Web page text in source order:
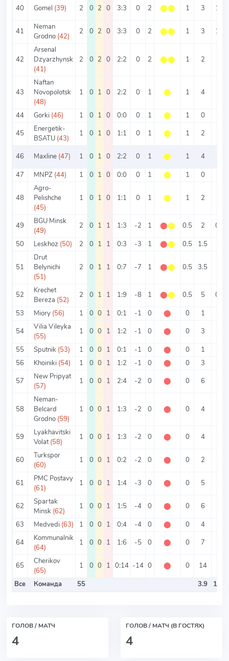
40 Gomel (39) 2 0 2 0 3:3 0 2 ⬤⬤ 1 3 1.5
41
Neman
Grodno (42)
2 0 2 0 3:3 0 2 ⬤⬤ 1 3 1.5
42
Arsenal
Dzyarzhynsk
(41)
2 0 2 0 2:2 0 2 ⬤⬤ 1 2
43
Naftan
Novopolotsk
(48)
1 0 1 0 2:2 0 1 ⬤ 1 4
44 Gorki (46) 1 0 1 0 0:0 0 1 ⬤ 1 0
45
Energetik-
BSATU (43)
1 0 1 0 1:1 0 1 ⬤ 1 2
46 Maxline (47) 1 0 1 0 2:2 0 1 ⬤ 1 4
47
MNPZ (44) 1 0 1 0 0:0 0 1 ⬤ 1 0
48
Agro-
Pelishche
(45)
1 0 1 0 1:1 0 1 ⬤ 1 2
49
BGU Minsk
(49)
2 0 1 1 1:3 -2 1 ⬤⬤ 0.5 2
0.5
50
Leskhoz (50) 2 0 1 1 0:3 -3 1 ⬤⬤ 0.5 1.5
51
Drut
Belynichi
(51)
2 0 1 1 0:7 -7 1 ⬤⬤ 0.5 3.5
52
Krechet
Bereza (52)
2 0 1 1 1:9 -8 1 ⬤⬤ 0.5 5
0.5
53
Miory (56) 1 0 0 1 0:1 -1 0 ⬤ 0 1
54
Vilia Vileyka
(55)
1 0 0 1 1:2 -1 0 ⬤ 0 3
55
Sputnik (53) 1 0 0 1 0:1 -1 0 ⬤ 0 1
56
Khoiniki (54) 1 0 0 1 1:2 -1 0 ⬤ 0 3
57
New Pripyat
(57)
1 0 0 1 2:4 -2 0 ⬤ 0 6
58
Neman-
Belcard
Grodno (59)
1 0 0 1 1:3 -2 0 ⬤ 0 4
59
Lyakhavitski
Volat (58)
1 0 0 1 1:3 -2 0 ⬤ 0 4
60
Turkspor
(60)
1 0 0 1 0:2 -2 0 ⬤ 0 2
61
PMC Postavy
(61)
1 0 0 1 1:4 -3 0 ⬤ 0 5
62
Spartak
Minsk (62)
1 0 0 1 1:5 -4 0 ⬤ 0 6
63
Medvedi (63) 1 0 0 1 0:4 -4 0 ⬤ 0 4
64
Kommunalnik
(64)
1 0 0 1 1:6 -5 0 ⬤ 0 7
65
Cherikov
(65)
1 0 0 1 0:14 -14 0 ⬤ 0 14
Все
Команда 55 3.9 1.81
ГОЛОВ / МАТЧ
4
ГОЛОВ / МАТЧ (В ГОСТЯХ)
4